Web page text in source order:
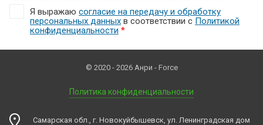
Я выражаю согласие на передачу и обработку
персональных данных в соответствии с Политикой
конфиденциальности *
© 2020 - 2026 Анри - Force
Политика конфиденциальности
Самарская обл., г. Новокуйбышевск, ул. Ленинградская дом